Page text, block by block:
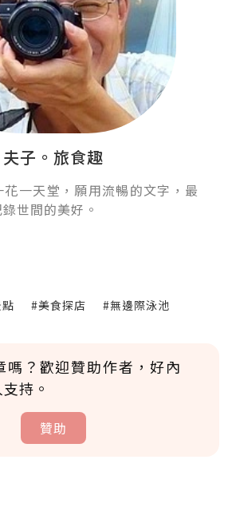
夫子。旅食趣
一天堂，願用流暢的文字，最
世間的美好。
#美食探店 #無邊際泳池
嗎？歡迎贊助作者，好內
持。
贊助